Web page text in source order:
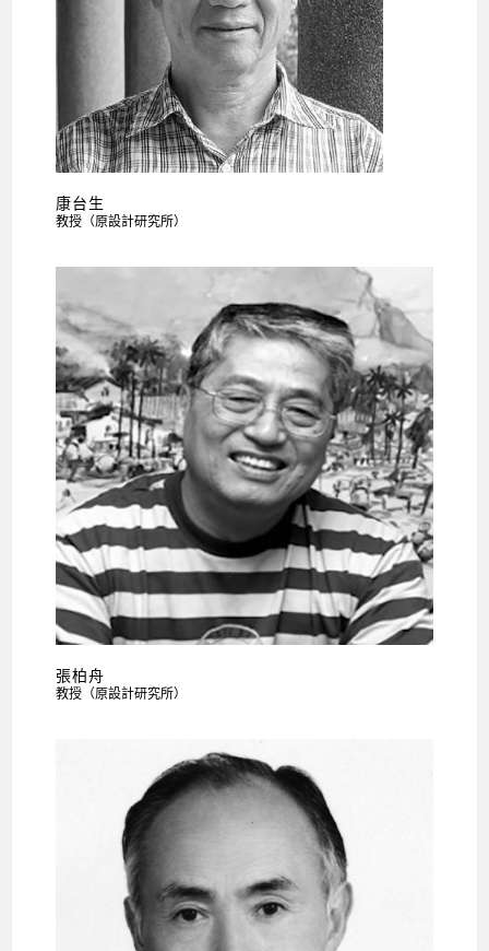
康台生
教授（原設計研究所）
張柏舟
教授（原設計研究所）